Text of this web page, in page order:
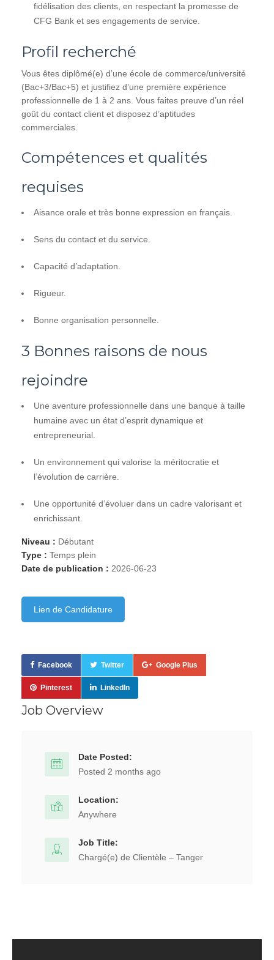
fidélisation des clients, en respectant la promesse de
CFG Bank et ses engagements de service.
Profil recherché
Vous êtes diplômé(e) d’une école de commerce/université
(Bac+3/Bac+5) et justifiez d’une première expérience
professionnelle de 1 à 2 ans. Vous faites preuve d’un réel
goût du contact client et disposez d’aptitudes
commerciales.
Compétences et qualités
requises
Aisance orale et très bonne expression en français.
Sens du contact et du service.
Capacité d’adaptation.
Rigueur.
Bonne organisation personnelle.
3 Bonnes raisons de nous
rejoindre
Une aventure professionnelle dans une banque à taille
humaine avec un état d’esprit dynamique et
entrepreneurial.
Un environnement qui valorise la méritocratie et
l’évolution de carrière.
Une opportunité d’évoluer dans un cadre valorisant et
enrichissant.
Niveau : Débutant
Type : Temps plein
Date de publication : 2026-06-23
Lien de Candidature
Facebook Twitter Google Plus
Pinterest LinkedIn
Job Overview
Date Posted:
Posted 2 months ago
Location:
Anywhere
Job Title:
Chargé(e) de Clientèle – Tanger